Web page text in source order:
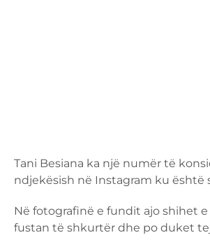
Tani Besiana ka një numër të
ndjekësish në Instagram ku është
Në fotografinë e fundit ajo shihet
fustan të shkurtër dhe po duket